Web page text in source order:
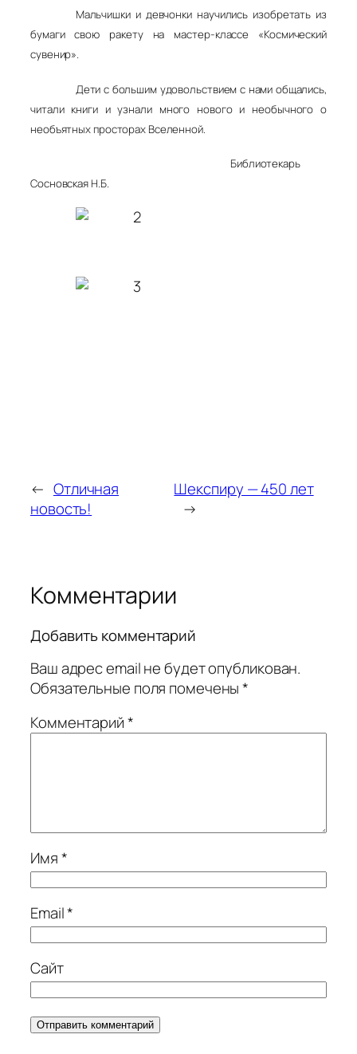
Мальчишки и девчонки научились изобретать из
бумаги свою ракету на мастер-классе «Космический
сувенир».
Дети с большим удовольствием с нами общались,
читали книги и узнали много нового и необычного о
необъятных просторах Вселенной.
Библиотекарь
Сосновская Н.Б.
← Отличная
новость!
Шекспиру — 450 лет
→
Комментарии
Добавить комментарий
Ваш адрес email не будет опубликован.
Обязательные поля помечены*
Комментарий*
Имя*
Email*
Сайт